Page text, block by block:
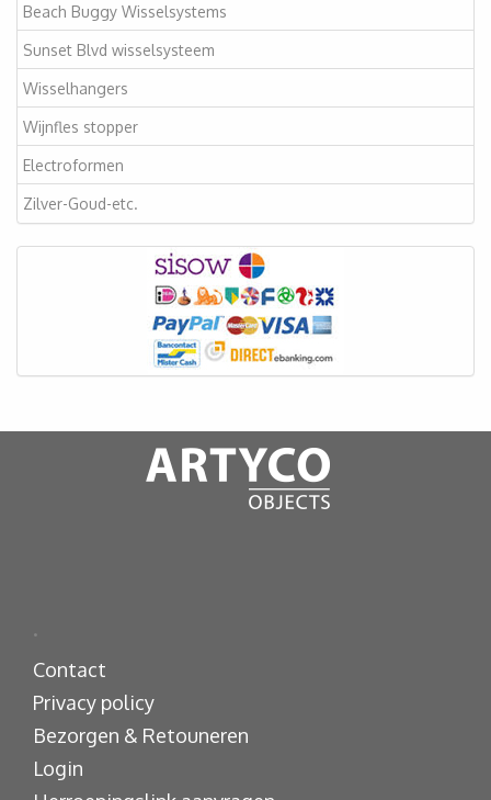
Beach Buggy Wisselsystems
Sunset Blvd wisselsysteem
Wisselhangers
Wijnfles stopper
Electroformen
Zilver-Goud-etc.
.
Contact
Privacy policy
Bezorgen & Retouneren
Login